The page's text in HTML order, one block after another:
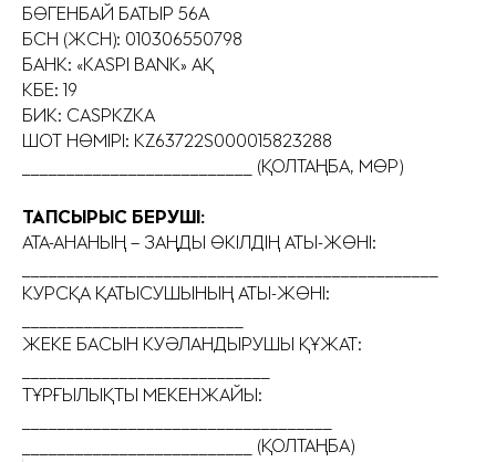
БӨГЕНБАЙ БАТЫР 56А
БСН (ЖСН): 010306550798
БАНК: «KASPI BANK» АҚ
КБЕ: 19
БИК: CASPKZKA
ШОТ НӨМІРІ: KZ63722S000015823288
__________________________ (ҚОЛТАҢБА, МӨР)
ТАПСЫРЫС БЕРУШІ:
АТА-АНАНЫҢ – ЗАҢДЫ ӨКІЛДІҢ АТЫ-ЖӨНІ:
КУРСҚА ҚАТЫСУШЫНЫҢ АТЫ-ЖӨНІ:
ЖЕКЕ БАСЫН КУӘЛАНДЫРУШЫ ҚҰЖАТ:
ТҰРҒЫЛЫҚТЫ МЕКЕНЖАЙЫ:
__________________________ (ҚОЛТАҢБА)